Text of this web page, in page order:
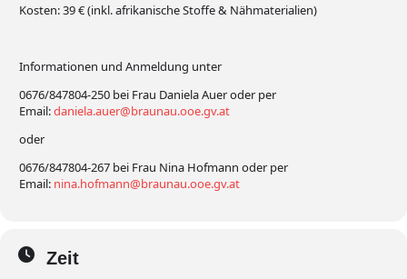
Kosten: 39 € (inkl. afrikanische Stoffe & Nähmaterialien)
Informationen und Anmeldung unter
0676/847804-250 bei Frau Daniela Auer oder per
Email:daniela.auer@braunau.ooe.gv.at
oder
0676/847804-267 bei Frau Nina Hofmann oder per
Email: nina.hofmann@braunau.ooe.gv.at
Zeit